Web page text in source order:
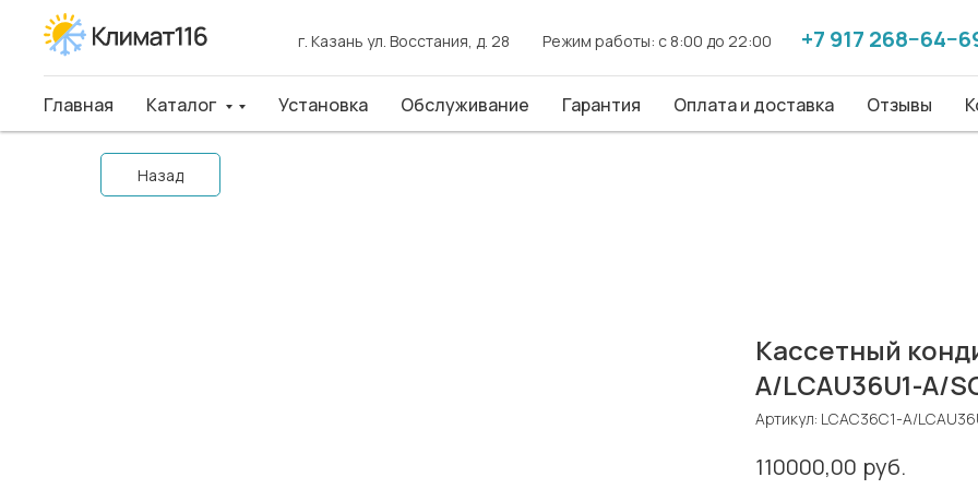
г. Казань ул. Восстания, д. 28 Режим работы: с 8:00 до 22:00 +7 917
Главная Каталог Установка Обслуживание Гарантия Оплата и доставка Отзывы
г. Казань ул. Восстания, д. 28 Режим работы: с 8:00 до 22:00 +7 917
Главная Каталог Установка Обслуживание Гарантия Оплата и доставка Отзывы
Назад
Кассетный
A/LCAU36U1-A/
Артикул: LCAC36C1-A/
110000,00 руб.